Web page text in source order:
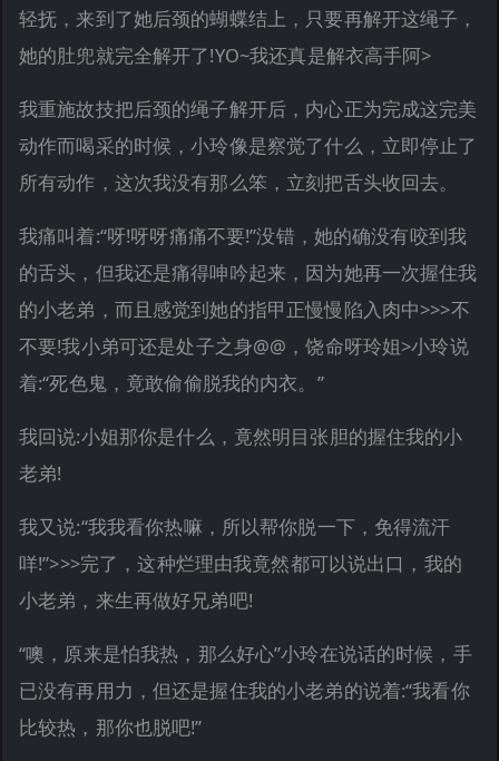
轻抚，来到了她后颈的蝴蝶结上，只要再解开这绳子，
她的肚兜就完全解开了!YO~我还真是解衣高手阿>
我重施故技把后颈的绳子解开后，内心正为完成这完美
动作而喝采的时候，小玲像是察觉了什么，立即停止了
所有动作，这次我没有那么笨，立刻把舌头收回去。
我痛叫着:“呀!呀呀痛痛不要!”没错，她的确没有咬到我
的舌头，但我还是痛得呻吟起来，因为她再一次握住我
的小老弟，而且感觉到她的指甲正慢慢陷入肉中>>>不
不要!我小弟可还是处子之身@@，饶命呀玲姐>小玲说
着:“死色鬼，竟敢偷偷脱我的内衣。”
我回说:小姐那你是什么，竟然明目张胆的握住我的小
老弟!
我又说:“我我看你热嘛，所以帮你脱一下，免得流汗
咩!”>>>完了，这种烂理由我竟然都可以说出口，我的
小老弟，来生再做好兄弟吧!
“噢，原来是怕我热，那么好心”小玲在说话的时候，手
已没有再用力，但还是握住我的小老弟的说着:“我看你
比较热，那你也脱吧!”